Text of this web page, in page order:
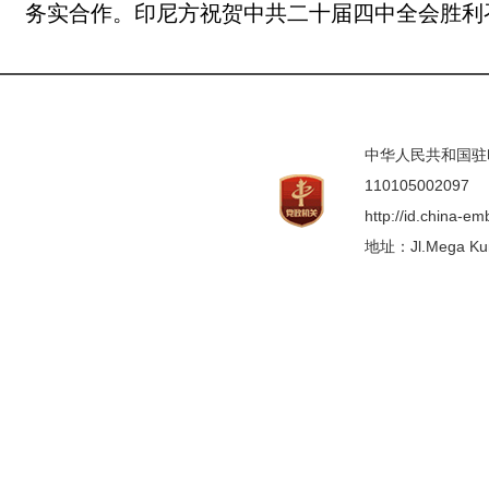
务实合作。印尼方祝贺中共二十届四中全会胜
中华人民共和国
110105002097
http://id.china-
地址：Jl.Mega